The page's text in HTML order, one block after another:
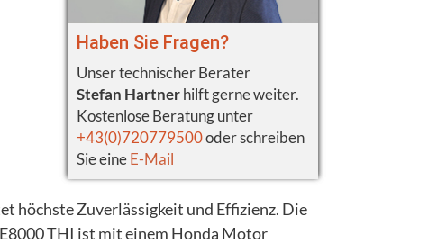
Haben Sie Fragen?
Unser technischer Berater
Stefan Hartnerhilft gerne weiter.
Kostenlose Beratung unter
+43(0)720779500oder schreiben
Sie eineE-Mail
höchste Zuverlässigkeit und Effizienz. Die
THI ist mit einem Honda Motor